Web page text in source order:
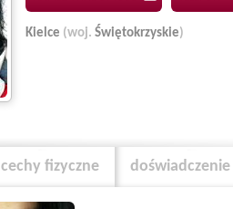
Kielce (woj. Świętokrzyskie)
cechy fizyczne doświadczenie